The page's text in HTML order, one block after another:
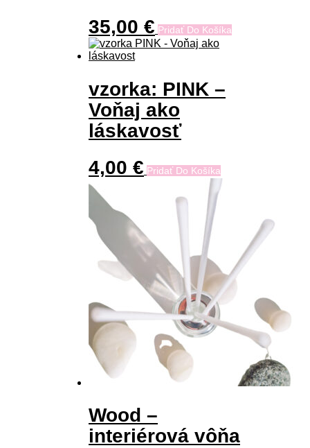
35,00 € Pridať Do Košíka
vzorka: PINK –
Voňaj ako
láskavosť
4,00 € Pridať Do Košíka
Wood –
interiérová vôňa